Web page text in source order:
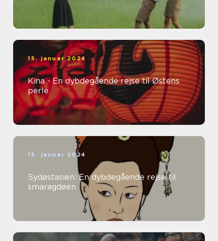
15. januar 2024
Kina - En dybdegående rejse til Østens
perle
15. januar 2024
Sydøstasien: En dybdegående rejse til
smaragdøen